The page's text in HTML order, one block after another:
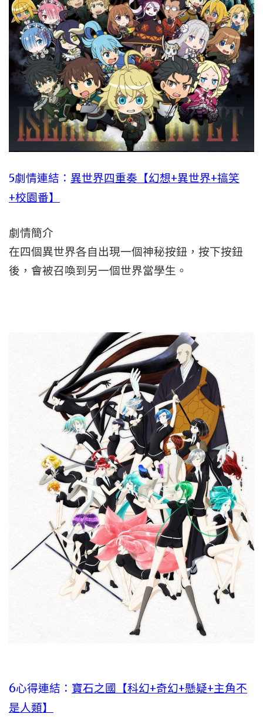
5劇情連結： 異世界四重奏【幻想+異世界+搞笑
+校園番】
劇情簡介
在四個異世界各自出現一個神秘按鈕，按下按鈕
後，會被召喚到另一個世界當學生。
6心得連結： 寶石之國【科幻+奇幻+懸疑+主角不
是人類】